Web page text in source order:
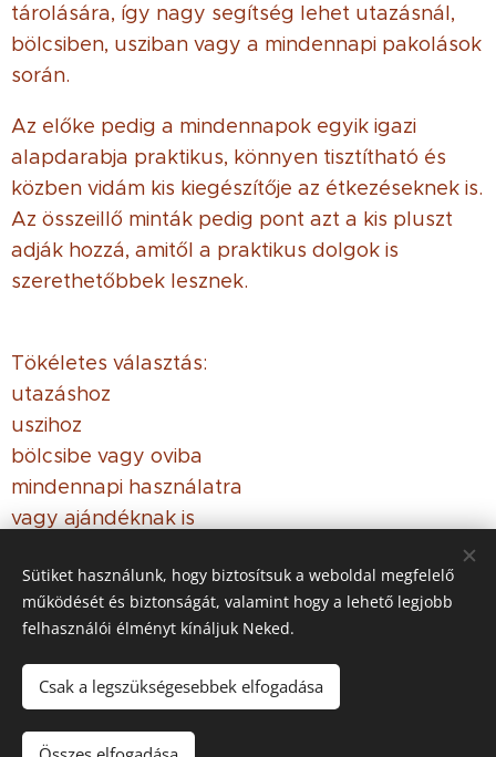
tárolására, így nagy segítség lehet utazásnál,
bölcsiben, usziban vagy a mindennapi pakolások
során.
Az előke pedig a mindennapok egyik igazi
alapdarabja praktikus, könnyen tisztítható és
közben vidám kis kiegészítője az étkezéseknek is.
Az összeillő minták pedig pont azt a kis pluszt
adják hozzá, amitől a praktikus dolgok is
szerethetőbbek lesznek.
Tökéletes választás:
utazáshoz
uszihoz
bölcsibe vagy oviba
mindennapi használatra
vagy ajándéknak is
© 2021 Minden jog
fenntartva
Sütiket használunk, hogy biztosítsuk a weboldal megfelelő
működését és biztonságát, valamint hogy a lehető legjobb
felhasználói élményt kínáljuk Neked.
Csak a legszükségesebbek elfogadása